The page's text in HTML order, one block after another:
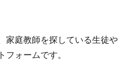
家庭教師を探している生徒や
フォームです。